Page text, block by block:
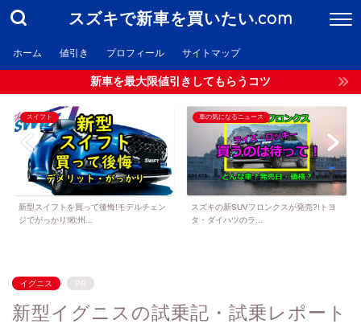
スズキで新車を買いたい.com
ホーム 値引き プロフィール サイトマップ
新車を最大限値引きしてもらうコツ
スイフト
新型スイフトを買って後悔!モデルチェン
ジでがっかり!欧州...
車の気になるニュース
スズキの新SUVフロンクスが発売?!トヨ
タ・ダイハツのラ...
イグニス PR
新型イグニスの試乗記・試乗レポート